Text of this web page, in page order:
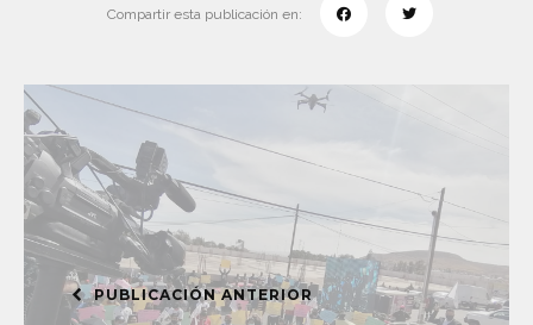
Compartir esta publicación en:
PUBLICACIÓN ANTERIOR